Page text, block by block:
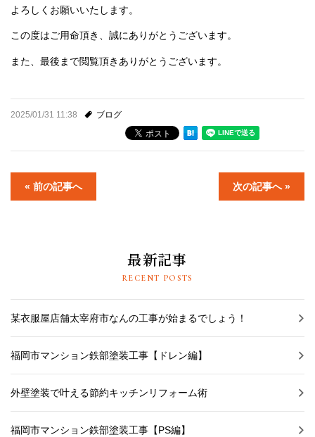
よろしくお願いいたします。
この度はご用命頂き、誠にありがとうございます。
また、最後まで閲覧頂きありがとうございます。
2025/01/31 11:38 ブログ
« 前の記事へ 次の記事へ »
最新記事
RECENT POSTS
某衣服屋店舗太宰府市なんの工事が始まるでしょう！
福岡市マンション鉄部塗装工事【ドレン編】
外壁塗装で叶える節約キッチンリフォーム術
福岡市マンション鉄部塗装工事【PS編】